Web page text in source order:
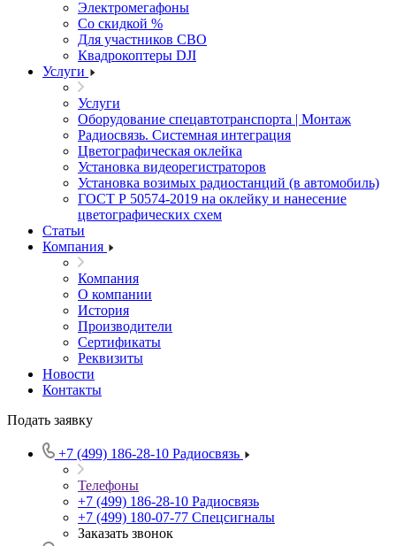
Электромегафоны
Со скидкой %
Для участников СВО
Квадрокоптеры DJI
Услуги
Услуги
Оборудование спецавтотранспорта | Монтаж
Радиосвязь. Системная интеграция
Цветографическая оклейка
Установка видеорегистраторов
Установка возимых радиостанций (в автомобиль)
ГОСТ Р 50574-2019 на оклейку и нанесение
цветографических схем
Статьи
Компания
Компания
О компании
История
Производители
Сертификаты
Реквизиты
Новости
Контакты
Подать заявку
+7 (499) 186-28-10 Радиосвязь
Телефоны
+7 (499) 186-28-10 Радиосвязь
+7 (499) 180-07-77 Спецсигналы
Заказать звонок